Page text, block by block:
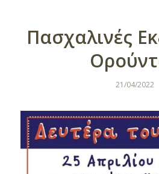
Πασχαλινές
21/04/2022